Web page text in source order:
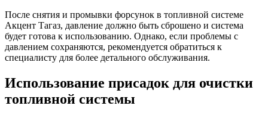
После снятия и промывки форсунок в топливной системе
Акцент Тагаз, давление должно быть сброшено и система
будет готова к использованию. Однако, если проблемы с
давлением сохраняются, рекомендуется обратиться к
специалисту для более детального обслуживания.
Использование присадок для очистки
топливной системы